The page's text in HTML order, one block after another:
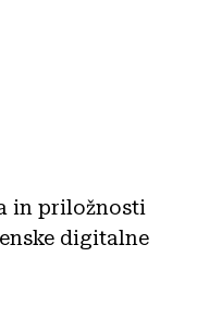
in priložnosti
digitalne